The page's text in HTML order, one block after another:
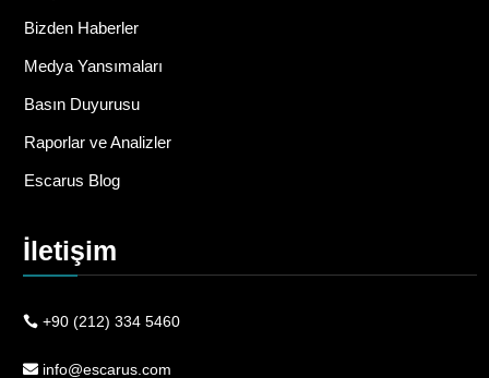
Bizden Haberler
Medya Yansımaları
Basın Duyurusu
Raporlar ve Analizler
Escarus Blog
İletişim
+90 (212) 334 5460
info@escarus.com